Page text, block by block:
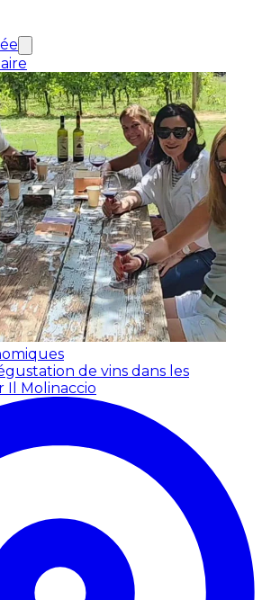
de vins dans les
Il Molinaccio